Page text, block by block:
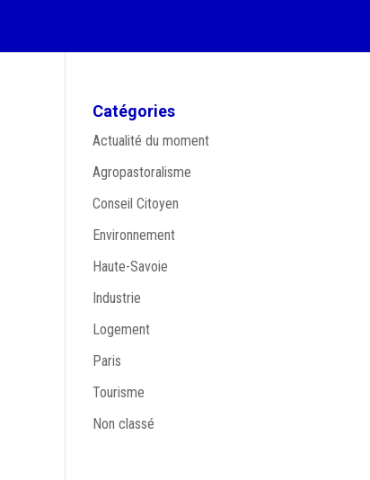
Catégories
Actualité du moment
Agropastoralisme
Conseil Citoyen
Environnement
Haute-Savoie
Industrie
Logement
Paris
Tourisme
Non classé